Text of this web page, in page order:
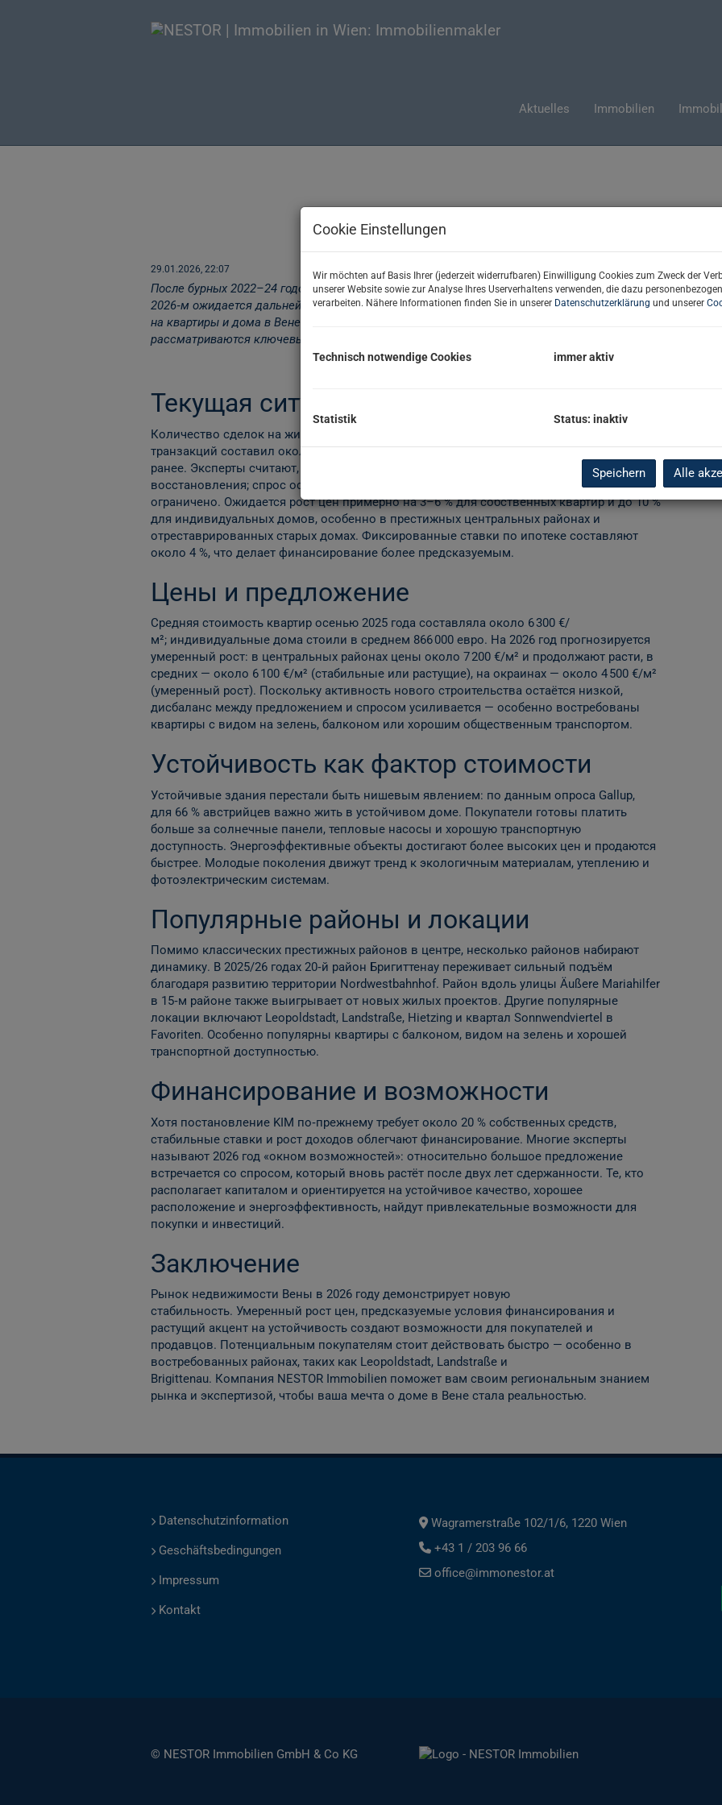
Aktuelles Immobilien
цены и возможности
29.01.2026, 22:07
После бурных 2022–24 годов венский рынок недвижимости заметно успокоился. По мнению ведущих
2026‑м ожидается дальнейшая активность. Стабилизированные процентные ставки и рост доходов
на квартиры и дома в Вене остаётся высоким. В то же время в центр внимания выходят
рассматриваются ключевые тенденции, цены и районы 2026 года.
Текущая ситуация на рынке
Количество сделок на жилом рынке Вены значительно выросло в 2025 году: объём
транзакций составил около 3,9 млрд евро — на 33 % больше, чем годом
ранее. Эксперты считают, что 2026 год станет годом устойчивого
восстановления; спрос остаётся высоким, а новое строительство
ограничено. Ожидается рост цен примерно на 3–6 % для собственных квартир и до 10 %
для индивидуальных домов, особенно в престижных центральных районах и
отреставрированных старых домах. Фиксированные ставки по ипотеке составляют
около 4 %, что делает финансирование более предсказуемым.
Цены и предложение
Средняя стоимость квартир осенью 2025 года составляла около 6 300 €/
м²; индивидуальные дома стоили в среднем 866 000 евро. На 2026 год прогнозируется
умеренный рост: в центральных районах цены около 7 200 €/м² и продолжают расти, в
средних — около 6 100 €/м² (стабильные или растущие), на окраинах — около 4 500 €/м²
(умеренный рост). Поскольку активность нового строительства остаётся низкой,
дисбаланс между предложением и спросом усиливается — особенно востребованы
квартиры с видом на зелень, балконом или хорошим общественным транспортом.
Устойчивость как фактор стоимости
Устойчивые здания перестали быть нишевым явлением: по данным опроса Gallup,
для 66 % австрийцев важно жить в устойчивом доме. Покупатели готовы платить
больше за солнечные панели, тепловые насосы и хорошую транспортную
доступность. Энергоэффективные объекты достигают более высоких цен и продаются
быстрее. Молодые поколения движут тренд к экологичным материалам, утеплению и
фотоэлектрическим системам.
Популярные районы и локации
Помимо классических престижных районов в центре, несколько районов набирают
динамику. В 2025/26 годах 20‑й район Бригиттенау переживает сильный подъём
благодаря развитию территории Nordwestbahnhof. Район вдоль улицы Äußere Mariahilfer
в 15‑м районе также выигрывает от новых жилых проектов. Другие популярные
локации включают Leopoldstadt, Landstraße, Hietzing и квартал Sonnwendviertel в
Favoriten. Особенно популярны квартиры с балконом, видом на зелень и хорошей
транспортной доступностью.
Финансирование и возможности
Хотя постановление KIM по‑прежнему требует около 20 % собственных средств,
стабильные ставки и рост доходов облегчают финансирование. Многие эксперты
называют 2026 год «окном возможностей»: относительно большое предложение
встречается со спросом, который вновь растёт после двух лет сдержанности. Те, кто
располагает капиталом и ориентируется на устойчивое качество, хорошее
расположение и энергоэффективность, найдут привлекательные возможности для
покупки и инвестиций.
Заключение
Рынок недвижимости Вены в 2026 году демонстрирует новую
стабильность. Умеренный рост цен, предсказуемые условия финансирования и
растущий акцент на устойчивость создают возможности для покупателей и
продавцов. Потенциальным покупателям стоит действовать быстро — особенно в
востребованных районах, таких как Leopoldstadt, Landstraße и
Brigittenau. Компания NESTOR Immobilien поможет вам своим региональным знанием
рынка и экспертизой, чтобы ваша мечта о доме в Вене стала реальностью.
Datenschutzinformation
Geschäftsbedingungen
Impressum
Kontakt
Wagramerstraße 102/1/6, 1220 Wien
+43 1 / 203 96 66
office@immonestor.at
© NESTOR Immobilien GmbH & Co KG
Cookie Einstellungen
Wir möchten auf Basis Ihrer (jederzeit widerrufbaren) Einwilligung Cookies zum Zweck der
unserer Website sowie zur Analyse Ihres Userverhaltens verwenden, die dazu
verarbeiten. Nähere Informationen finden Sie in unserer Datenschutzerklärung und unserer
Technisch notwendige Cookies immer aktiv
Statistik Status: inaktiv
Speichern Alle